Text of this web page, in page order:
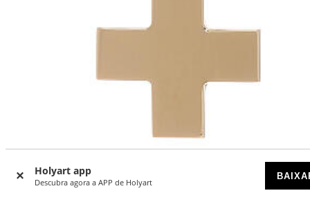
Holyart app
Descubra agora a APP de Holyart
Cruz quadrada amarela brilhante ouro 18K 4 gr